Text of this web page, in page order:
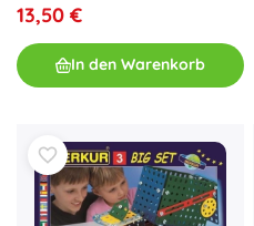
13,50 €
In den Warenkorb